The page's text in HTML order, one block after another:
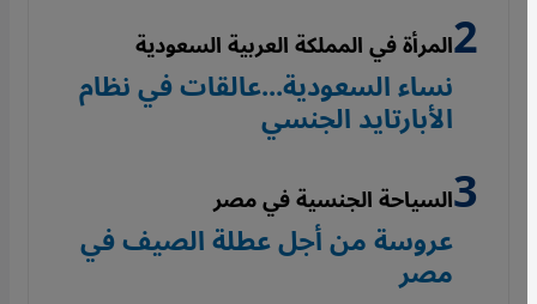
المرأة في المملكة العربية السعودية
نساء السعودية...عالقات في نظام
الأبارتايد الجنسي
السياحة الجنسية في مصر
عروسة من أجل عطلة الصيف في
مصر